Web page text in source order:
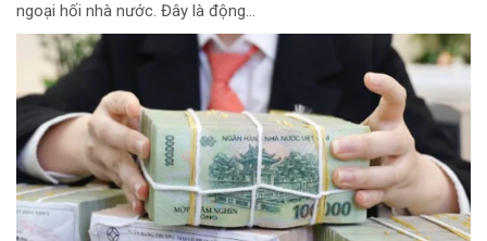
ngoại hối nhà nước. Đây là động...